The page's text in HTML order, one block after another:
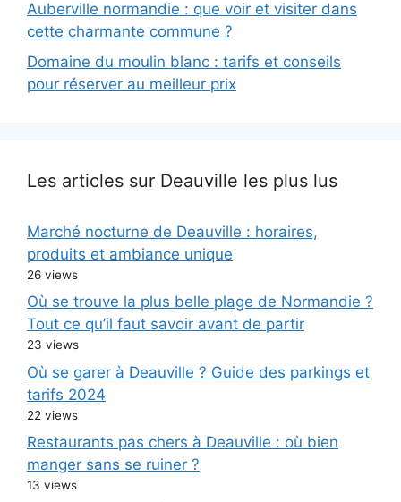
Auberville normandie : que voir et visiter dans
cette charmante commune ?
Domaine du moulin blanc : tarifs et conseils
pour réserver au meilleur prix
Les articles sur Deauville les plus lus
Marché nocturne de Deauville : horaires,
produits et ambiance unique
26 views
Où se trouve la plus belle plage de Normandie ?
Tout ce qu’il faut savoir avant de partir
23 views
Où se garer à Deauville ? Guide des parkings et
tarifs 2024
22 views
Restaurants pas chers à Deauville : où bien
manger sans se ruiner ?
13 views